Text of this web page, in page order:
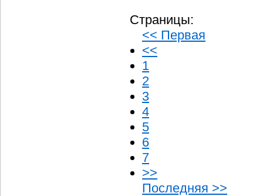
Страницы:
<< Первая
<<
1
2
3
4
5
6
7
>>
Последняя >>